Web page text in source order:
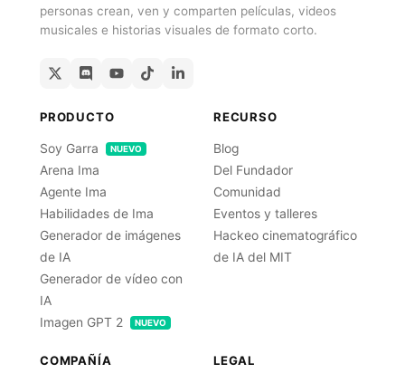
personas crean, ven y comparten películas, videos
musicales e historias visuales de formato corto.
PRODUCTO
Soy Garra NUEVO
Arena Ima
Agente Ima
Habilidades de Ima
Generador de imágenes
de IA
Generador de vídeo con
IA
Imagen GPT 2
NUEVO
RECURSO
Blog
Del Fundador
Comunidad
Eventos y talleres
Hackeo cinematográfico
de IA del MIT
COMPAÑÍA LEGAL